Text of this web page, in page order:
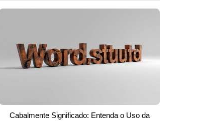
Cabalmente Significado: Entenda o Uso da